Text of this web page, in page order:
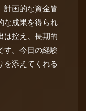
計画的な資金管
な成果を得られ
は控え、長期的
す。今日の経験
を添えてくれる